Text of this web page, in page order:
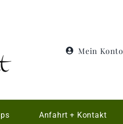
Mein Konto
Anfahrt + Kontakt